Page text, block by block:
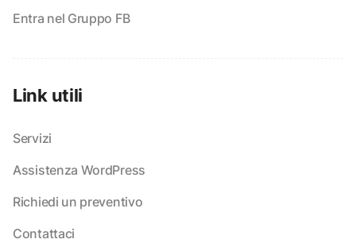
Entra nel Gruppo FB
Link utili
Servizi
Assistenza WordPress
Richiedi un preventivo
Contattaci